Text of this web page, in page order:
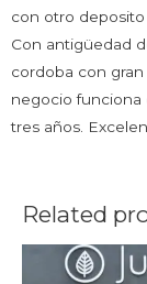
con otro
Con antigüedad
cordoba con
negocio funciona
tres años.
Related